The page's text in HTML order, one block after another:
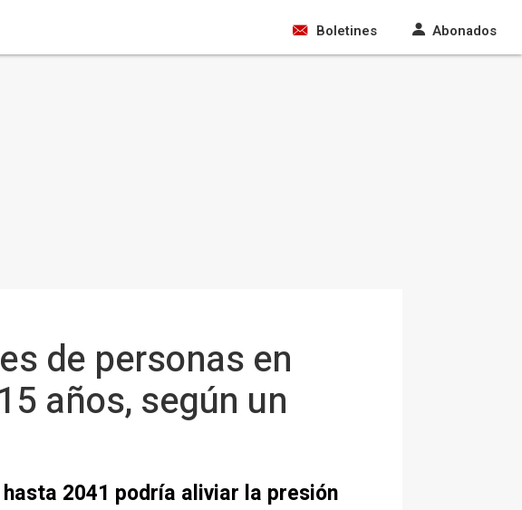
Boletines Abonados
de personas en
años, según un
2041 podría aliviar la presión